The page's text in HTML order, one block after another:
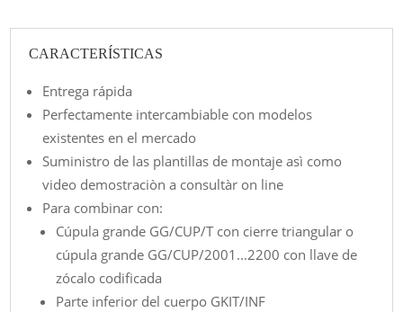
CARACTERÍSTICAS
Entrega rápida
Perfectamente intercambiable con modelos
existentes en el mercado
Suministro de las plantillas de montaje asì como
video demostraciòn a consultàr on line
Para combinar con:
Cúpula grande GG/CUP/T con cierre triangular o
cúpula grande GG/CUP/2001...2200 con llave de
zócalo codificada
Parte inferior del cuerpo GKIT/INF